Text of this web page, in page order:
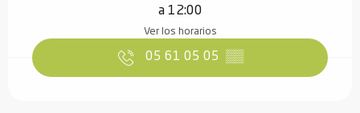
a 12:00
Ver los horarios
05 61 05 05 ▒▒